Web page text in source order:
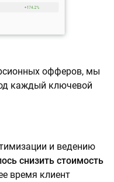
офферов, мы
каждый ключевой
и ведению
снизить стоимость
время клиент